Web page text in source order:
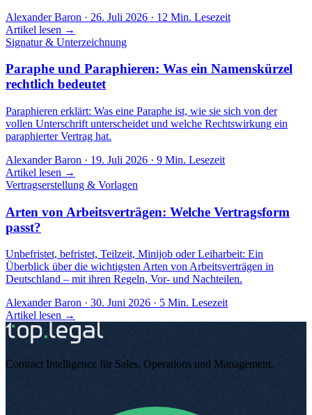
Alexander Baron · 26. Juli 2026 · 12 Min. Lesezeit
Artikel lesen →
Signatur & Unterzeichnung
Paraphe und Paraphieren: Was ein Namenskürzel
rechtlich bedeutet
Paraphieren erklärt: Was eine Paraphe ist, wie sie sich von der
vollen Unterschrift unterscheidet und welche Rechtswirkung ein
paraphierter Vertrag hat.
Alexander Baron · 19. Juli 2026 · 9 Min. Lesezeit
Artikel lesen →
Vertragserstellung & Vorlagen
Arten von Arbeitsverträgen: Welche Vertragsform
passt?
Unbefristet, befristet, Teilzeit, Minijob oder Leiharbeit: Ein
Überblick über die wichtigsten Arten von Arbeitsverträgen in
Deutschland – mit ihren Regeln, Vor- und Nachteilen.
Alexander Baron · 30. Juni 2026 · 5 Min. Lesezeit
Artikel lesen →
Contract Intelligence für Sales, Operations und Management.